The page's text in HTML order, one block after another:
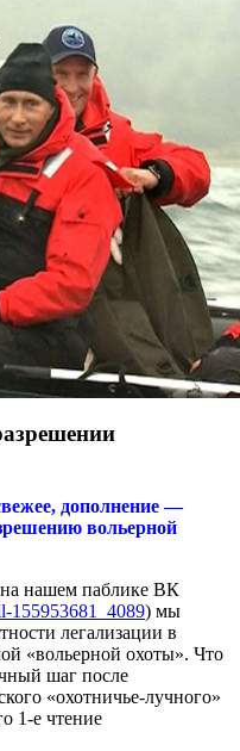
дополнение —
вольерной
нашем паблике ВК
155953681_4089) мы
легализации в
«вольерной охоты». Что
шаг после
«охотничье-лучного»
1-е чтение